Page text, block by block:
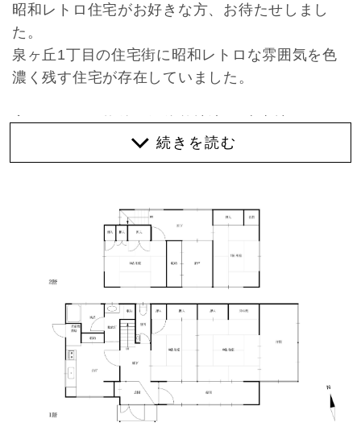
昭和レトロ住宅がお好きな方、お待たせしまし
た。
泉ヶ丘1丁目の住宅街に昭和レトロな雰囲気を色
濃く残す住宅が存在していました。
実はこちらの物件、解体整地渡し(売土地)として
某不動産サイトに掲載されていましたが、R不動
産的にはビビッと来るものがあり室内を視察した
う！」と、その場で思うほどの魅力がある物件で
したのでご紹介させて下さい。
緑豊かでありながら見通しの良いアプローチを抜
けた先には、ノスタルジックな雰囲気がある玄関
が現れます。レトロなガラスやドアノブからは当
時のオーナーのセンスを感じます。
室内に入るとまず現れるのは理科の実験室のよう
な玄関。造作の靴箱の横には、鯉の餌専用収納ス